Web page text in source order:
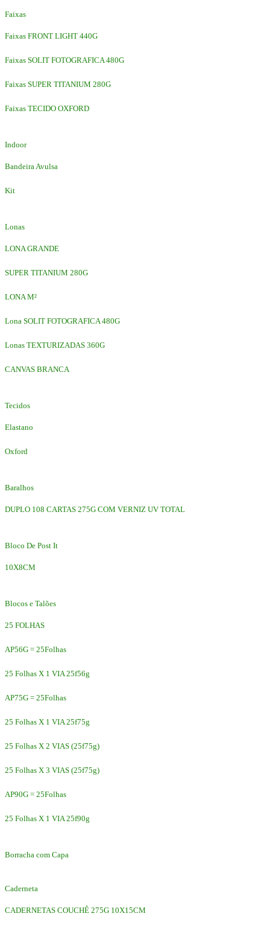
Faixas
Faixas FRONT LIGHT 440G
Faixas SOLIT FOTOGRAFICA 480G
Faixas SUPER TITANIUM 280G
Faixas TECIDO OXFORD
Indoor
Bandeira Avulsa
Kit
Lonas
LONA GRANDE
SUPER TITANIUM 280G
LONA M²
Lona SOLIT FOTOGRAFICA 480G
Lonas TEXTURIZADAS 360G
CANVAS BRANCA
Tecidos
Elastano
Oxford
Baralhos
DUPLO 108 CARTAS 275G COM VERNIZ UV TOTAL
Bloco De Post It
10X8CM
Blocos e Talões
25 FOLHAS
AP56G = 25Folhas
25 Folhas X 1 VIA 25f56g
AP75G = 25Folhas
25 Folhas X 1 VIA 25f75g
25 Folhas X 2 VIAS (25f75g)
25 Folhas X 3 VIAS (25f75g)
AP90G = 25Folhas
25 Folhas X 1 VIA 25f90g
Borracha com Capa
Caderneta
CADERNETAS COUCHÊ 275G 10X15CM